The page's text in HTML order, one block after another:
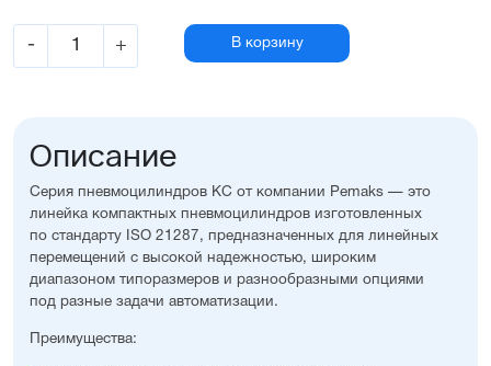
- + В корзину
Описание
Серия пневмоцилиндров KС от компании Pemaks — это
линейка компактных пневмоцилиндров изготовленных
по стандарту ISO 21287, предназначенных для линейных
перемещений с высокой надежностью, широким
диапазоном типоразмеров и разнообразными опциями
под разные задачи автоматизации.
Преимущества: